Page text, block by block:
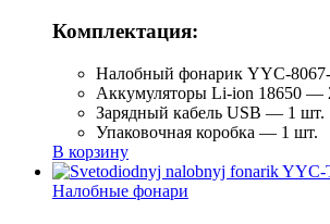
Комплектация:
Налобный фонарик YYC-
Аккумуляторы Li-ion 18650 —
Зарядный кабель USB — 1 шт.
Упаковочная коробка — 1 шт.
В корзину
Налобные фонари